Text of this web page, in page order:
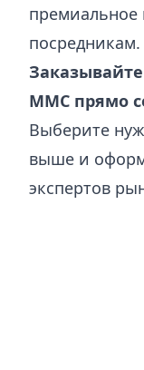
премиальное
посредникам.
MMC прямо
Выберите
выше и
экспертов